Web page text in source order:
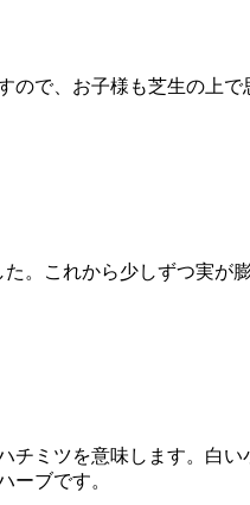
で、お子様も芝生の上で
。これから少しずつ実が
ミツを意味します。白
ーブです。